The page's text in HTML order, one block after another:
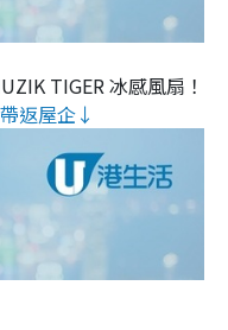
TIGER 冰感風扇！
返屋企↓